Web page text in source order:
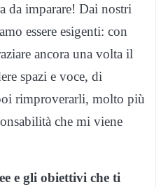
da imparare! Dai nostri
essere esigenti: con
ancora una volta il
spazi e voce, di
rimproverarli, molto più
che mi viene
e gli obiettivi che ti